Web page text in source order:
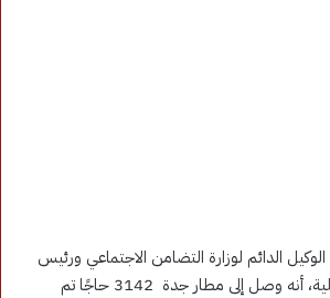
الدائم لوزارة التضامن الاجتماعي ورئيس
بعثة حج الجمعيات الأهلية، أنه وصل إلى مطار جدة 3142 حاجًا تم